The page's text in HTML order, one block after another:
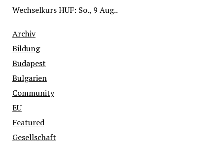
WechselkursHUF: So., 9 Aug..
Archiv
Bildung
Budapest
Bulgarien
Community
EU
Featured
Gesellschaft